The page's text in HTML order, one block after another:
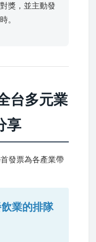
獎，並主動發
。
台多元業
享
發票為各產業帶
業的排隊